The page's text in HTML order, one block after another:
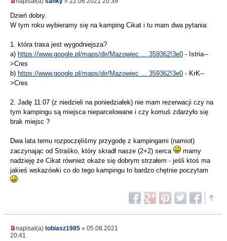
Dzień dobry.
W tym roku wybieramy się na kamping Cikat i tu mam dwa pytania:
1. która trasa jest wygodniejsza?
a) https://www.google.pl/maps/dir/Mazowiec ... 359362!3e0 - Istria--
>Cres
b) https://www.google.pl/maps/dir/Mazowiec ... 359362!3e0 - KrK--
>Cres
2. Jadę 11.07 (z niedzieli na poniedziałek) nie mam rezerwacji czy na
tym kampingu są miejsca nieparcelowane i czy komuś zdarzyło się
brak miejsc ?
Dwa lata temu rozpoczęliśmy przygodę z kampingami (namiot)
zaczynając od Straśko, który skradł nasze (2+2) serca
mamy
nadzieję że Cikat również okaże się dobrym strzałem - jeśli ktoś ma
jakieś wskazówki co do tego kampingu to bardzo chętnie poczytam
napisał(a) tobiasz1985 » 05.08.2021
20:41